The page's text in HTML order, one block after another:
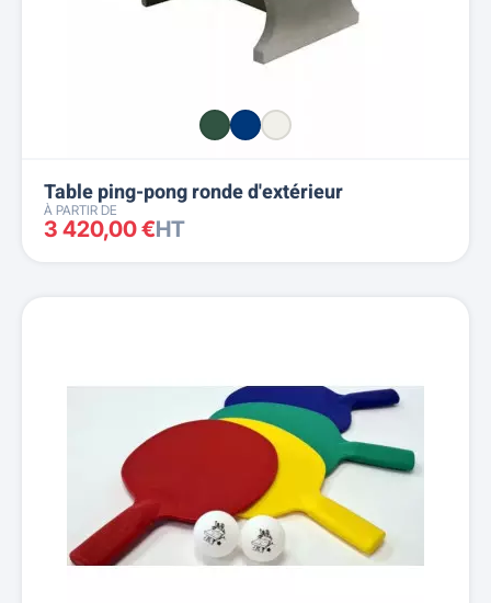
Table ping-pong ronde d'extérieur
À PARTIR DE
3 420,00 €HT